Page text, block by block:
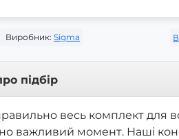
Виробник: Sigma
підбір
весь комплект для
важливий момент. Наші